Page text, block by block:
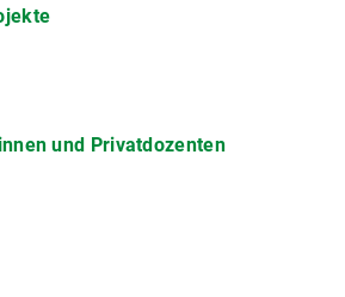
und Privatdozenten